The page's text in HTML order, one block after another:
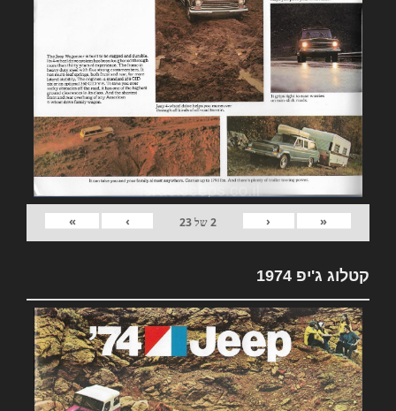
«
‹
2של23
›
»
קטלוג ג'יפ 1974